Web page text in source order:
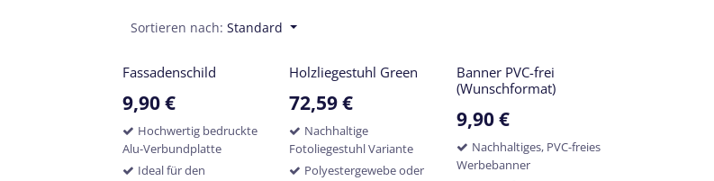
Sortieren nach: Standard
​Fassadenschild
9,90€
Hochwertig bedruckte
Alu-Verbundplatte
Ideal für den
Holzliegestuhl Green
72,59€
Nachhaltige
Fotoliegestuhl Variante
Polyestergewebe oder
Banner PVC-frei
(Wunschformat)
9,90€
Nachhaltiges, PVC-freies
Werbebanner